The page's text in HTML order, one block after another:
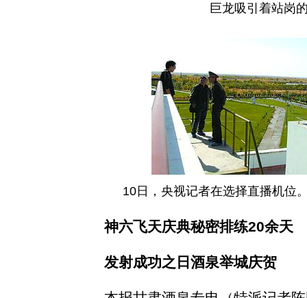
巨龙吸引着站岗
10日，央视记者在选择直播机位
神六飞天庆典秘密排练20余天
发射成功之日酒泉举城庆贺